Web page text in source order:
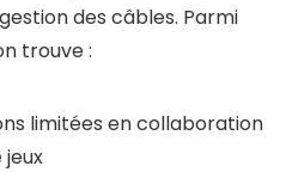
des câbles. Parmi
trouve :
limitées en collaboration